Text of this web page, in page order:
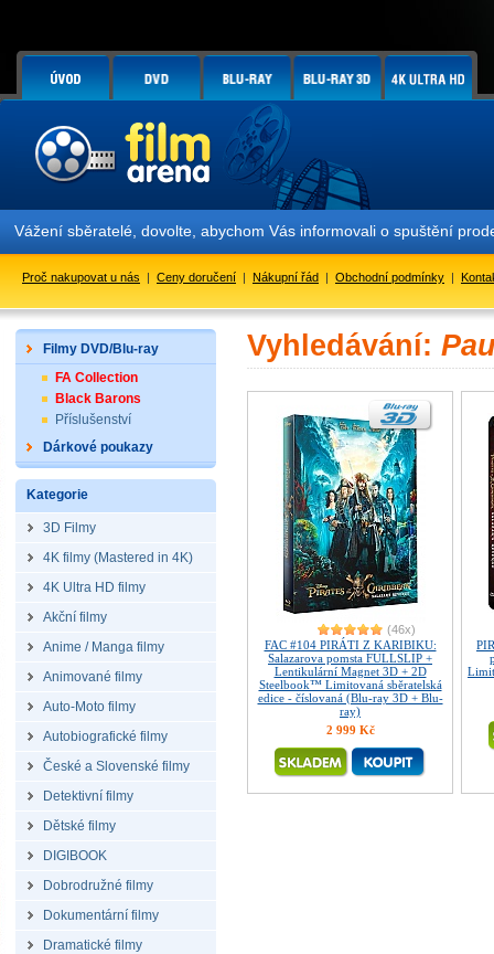
Vážení sběratelé, dovolte, abychom Vás informovali o spuštění
Proč nakupovat u nás | Ceny doručení | Nákupní řád | Obchodní podmínky |
Filmy DVD/Blu-ray
FA Collection
Black Barons
Příslušenství
Dárkové poukazy
Kategorie
3D Filmy
4K filmy (Mastered in 4K)
4K Ultra HD filmy
Akční filmy
Anime / Manga filmy
Animované filmy
Auto-Moto filmy
Autobiografické filmy
České a Slovenské filmy
Detektivní filmy
Dětské filmy
DIGIBOOK
Dobrodružné filmy
Dokumentární filmy
Dramatické filmy
Vyhledávání:
(46x)
FAC #104 PIRÁTI Z KARIBIKU:
Salazarova pomsta FULLSLIP +
Lentikulární Magnet 3D + 2D
Steelbook™ Limitovaná sběratelská
edice - číslovaná (Blu-ray 3D + Blu-
ray)
2 999 Kč